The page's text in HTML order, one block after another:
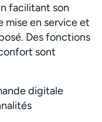
facilitant son
mise en service et
Des fonctions
sont
digitale